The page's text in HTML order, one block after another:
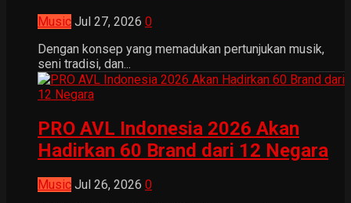
Music Jul 27, 2026 0
Dengan konsep yang memadukan pertunjukan musik,
seni tradisi, dan...
PRO AVL Indonesia 2026 Akan
Hadirkan 60 Brand dari 12 Negara
Music Jul 26, 2026 0